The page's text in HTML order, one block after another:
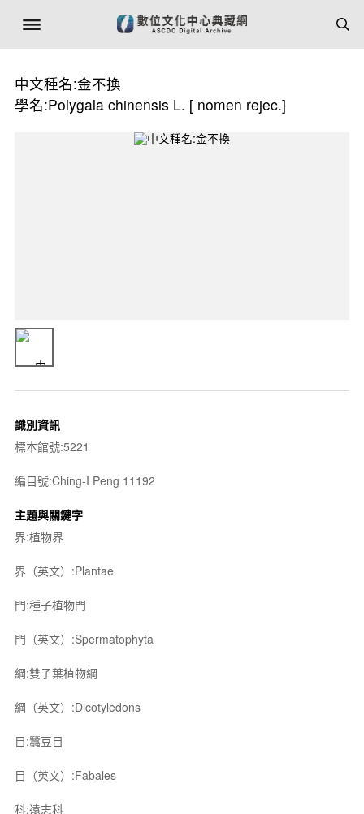
中文種名:金不換
學名:Polygala chinensis L. [ nomen rejec.]
識別資訊
標本館號:5221
編目號:Ching-I Peng 11192
主題與關鍵字
界:植物界
界（英文）:Plantae
門:種子植物門
門（英文）:Spermatophyta
綱:雙子葉植物綱
綱（英文）:Dicotyledons
目:蠶豆目
目（英文）:Fabales
科:遠志科